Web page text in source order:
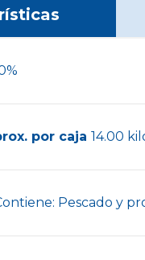
por caja 14.00
Pescado y